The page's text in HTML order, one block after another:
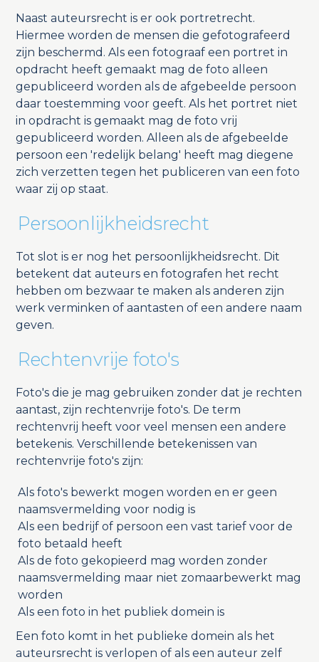
Naast auteursrecht is er ook portretrecht.
Hiermee worden de mensen die gefotografeerd
zijn beschermd. Als een fotograaf een portret in
opdracht heeft gemaakt mag de foto alleen
gepubliceerd worden als de afgebeelde persoon
daar toestemming voor geeft. Als het portret niet
in opdracht is gemaakt mag de foto vrij
gepubliceerd worden. Alleen als de afgebeelde
persoon een 'redelijk belang' heeft mag diegene
zich verzetten tegen het publiceren van een foto
waar zij op staat.
Persoonlijkheidsrecht
Tot slot is er nog het persoonlijkheidsrecht. Dit
betekent dat auteurs en fotografen het recht
hebben om bezwaar te maken als anderen zijn
werk verminken of aantasten of een andere naam
geven.
Rechtenvrije foto's
Foto's die je mag gebruiken zonder dat je rechten
aantast, zijn rechtenvrije foto's. De term
rechtenvrij heeft voor veel mensen een andere
betekenis. Verschillende betekenissen van
rechtenvrije foto's zijn:
Als foto's bewerkt mogen worden en er geen
naamsvermelding voor nodig is
Als een bedrijf of persoon een vast tarief voor de
foto betaald heeft
Als de foto gekopieerd mag worden zonder
naamsvermelding maar niet zomaarbewerkt mag
worden
Als een foto in het publiek domein is
Een foto komt in het publieke domein als het
auteursrecht is verlopen of als een auteur zelf